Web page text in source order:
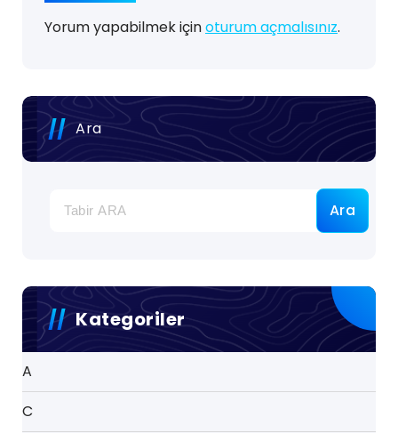
Yorum yapabilmek içinoturum açmalısınız.
Ara
Ara
Kategoriler
A
C